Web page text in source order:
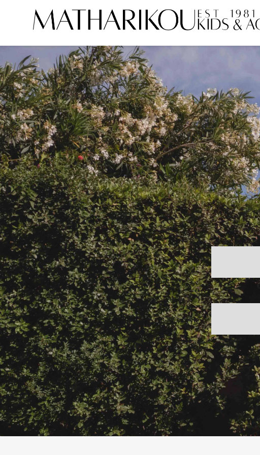
ΑΡΧΙΚΗ
ΣΧΕΤΙΚΑ ΜΕ ΕΜΑΣ
ΜΟΝΤΕΛΑ
PORTFOLIO
ΕΙΠΑΝ ΓΙΑ ΕΜΑΣ
ΓΙΝΕ ΜΟΝΤΕΛΟ
ΠΕΛΑΤΕΣ
ΕΠΙΚΟΙΝΩΝΙΑ